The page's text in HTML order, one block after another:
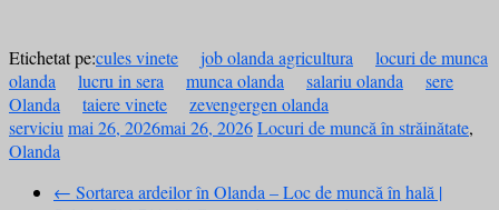
Etichetat pe:cules vinete job olanda agricultura
locuri de munca
olanda
lucru in sera munca olanda salariu olanda
sere
Olanda
taiere vinete
zevengergen olanda
serviciu mai 26, 2026mai 26, 2026Locuri de muncă în străinătate,
Olanda
← Sortarea ardeilor în Olanda – Loc de muncă în hală |